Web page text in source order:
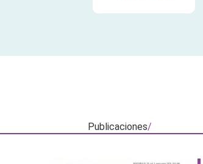
Publicaciones/